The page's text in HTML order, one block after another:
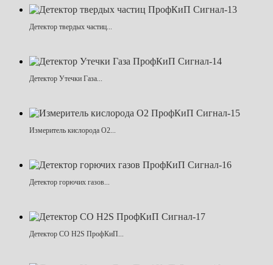
Детектор твердых частиц...
Детектор Утечки Газа...
Измеритель кислорода O2...
Детектор горючих газов...
Детектор CO H2S ПрофКиП...